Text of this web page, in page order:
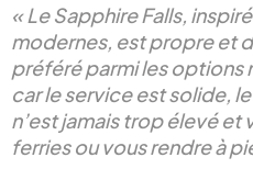
« Le Sapphire Falls,
modernes, est propre et
préféré parmi les options
car le service est solide,
n’est jamais trop élevé
ferries ou vous rendre à